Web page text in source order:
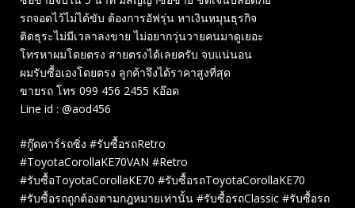
รถจอดไว้ไม่ได้ขับ ต้องการอัฟรุ่น หาเงินหมุนธุรกิจ
ติดธุระไม่มีเวลาลงขาย ไม่อยากวุ่นวายคนมาดูเยอะ
โทรหาผมโดยตรง สายตรงได้เลยครับ จบแน่นอน
ผมรับซื้อเองโดยตรง ลูกค้าจึงได้ราคาสูงที่สุด
ขายรถ โทร 099 456 2455 Kอ๊อด
Line id : @aod456
#กู๊ดคาร์รถซิ่ง #รับซื้อรถRetro
#ToyotaCorollaKE70VAN #Retro
#รับซื้อToyotaCorollaKE70 #รับซื้อรถToyotaCorollaKE70
#รับซื้อรถถูกต้องตามกฎหมายเท่านั้น #รับซื้อรถClassic #รับซื้อรถ